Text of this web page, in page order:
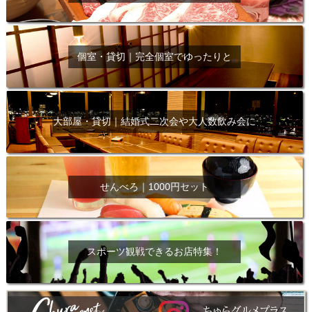
個室・貸切｜完全個室でゆったりと
大部屋・貸切｜結婚式二次会や大人数飲み会に
せんべろ｜1000円セット
スポーツ観戦できるお店特集！